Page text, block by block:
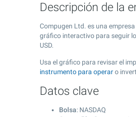
Descripción de la
Compugen Ltd. es una
gráfico interactivo para seguir
USD.
Usa el gráfico para revisar el
instrumento para operaro
Datos clave
Bolsa: NASDAQ